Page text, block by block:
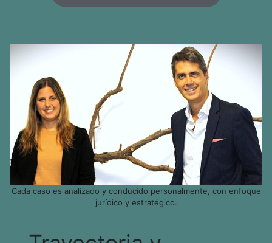
Cada caso es analizado y conducido personalmente, con enfoque
jurídico y estratégico.